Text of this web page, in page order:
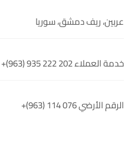
عربين، ريف دمشق، سوريا
+(963) 935 222 202خدمة العملاء
+(963) 114 076الرقم الأرضي